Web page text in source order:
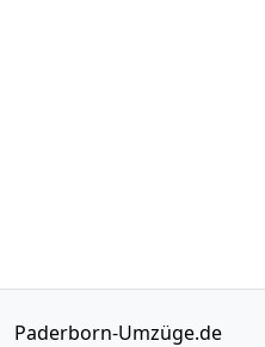
Paderborn-Umzüge.de